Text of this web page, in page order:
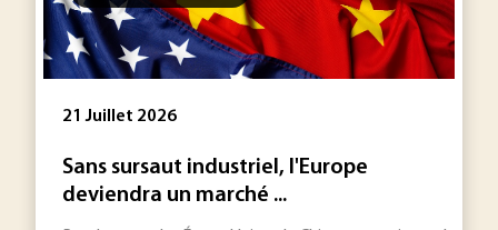
21 Juillet 2026
Sans sursaut industriel, l'Europe
deviendra un marché ...